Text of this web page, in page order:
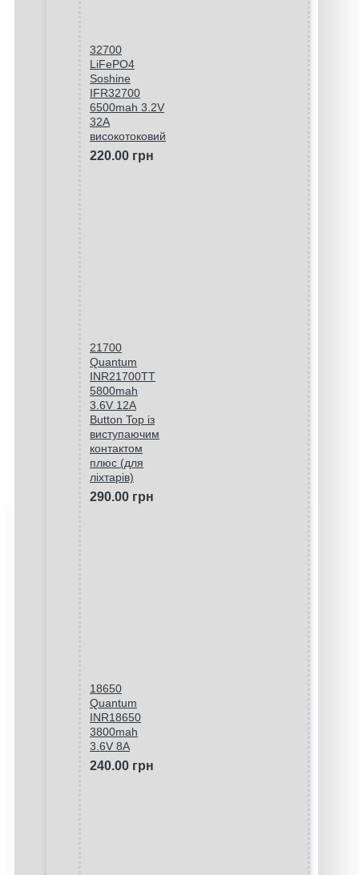
32700
LiFePO4
Soshine
IFR32700
6500mah 3.2V
32A
високотоковий
220.00 грн
21700
Quantum
INR21700TT
5800mah
3.6V 12A
Button Top із
виступаючим
контактом
плюс (для
ліхтарів)
290.00 грн
18650
Quantum
INR18650
3800mah
3.6V 8A
240.00 грн